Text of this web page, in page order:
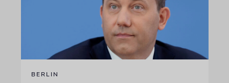
BERLIN